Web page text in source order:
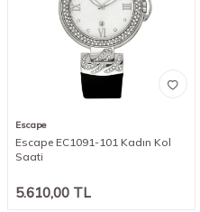
Escape
Escape EC1091-101 Kadın Kol
Saati
5.610,00 TL